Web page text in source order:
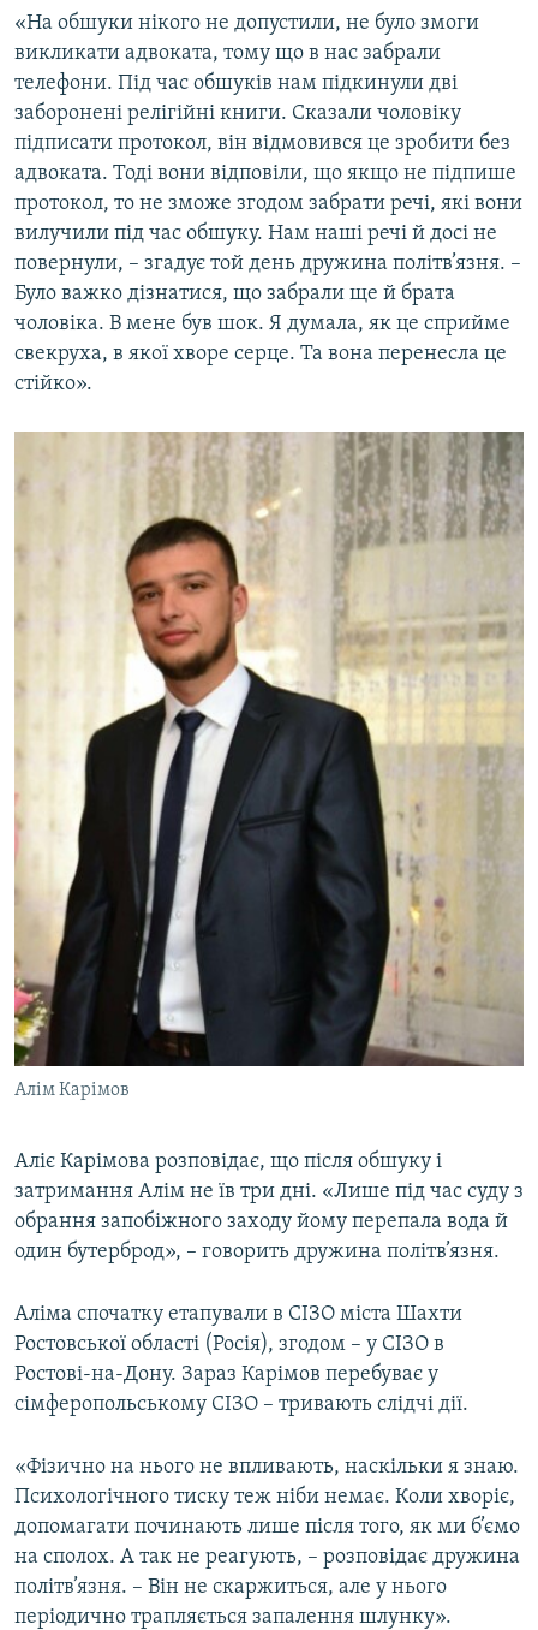
«На обшуки нікого не допустили, не було змоги
викликати адвоката, тому що в нас забрали
телефони. Під час обшуків нам підкинули дві
заборонені релігійні книги. Сказали чоловіку
підписати протокол, він відмовився це зробити без
адвоката. Тоді вони відповіли, що якщо не підпише
протокол, то не зможе згодом забрати речі, які вони
вилучили під час обшуку. Нам наші речі й досі не
повернули, – згадує той день дружина політв’язня. –
Було важко дізнатися, що забрали ще й брата
чоловіка. В мене був шок. Я думала, як це сприйме
свекруха, в якої хворе серце. Та вона перенесла це
стійко».
Алім Карімов
Аліє Карімова розповідає, що після обшуку і
затримання Алім не їв три дні. «Лише під час суду з
обрання запобіжного заходу йому перепала вода й
один бутерброд», – говорить дружина політв’язня.
Аліма спочатку етапували в СІЗО міста Шахти
Ростовської області (Росія), згодом – у СІЗО в
Ростові-на-Дону. Зараз Карімов перебуває у
сімферопольському СІЗО – тривають слідчі дії.
«Фізично на нього не впливають, наскільки я знаю.
Психологічного тиску теж ніби немає. Коли хворіє,
допомагати починають лише після того, як ми б’ємо
на сполох. А так не реагують, – розповідає дружина
політв’язня. – Він не скаржиться, але у нього
періодично трапляється запалення шлунку».